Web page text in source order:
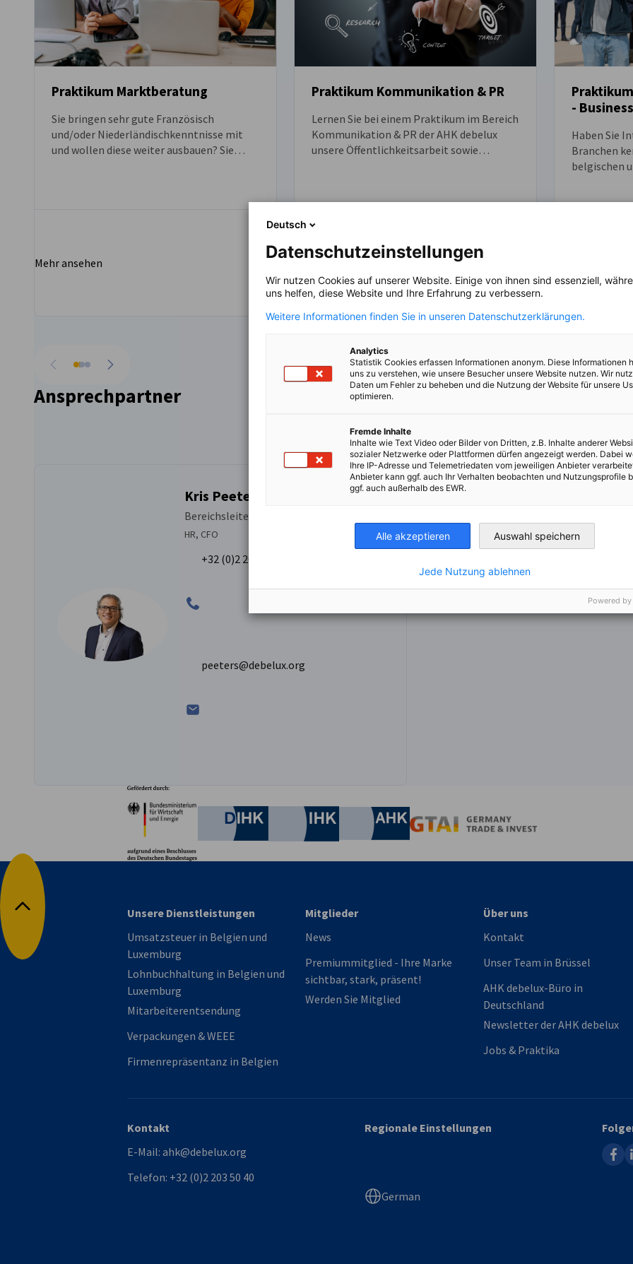
Praktikum Marktberatung
Sie bringen sehr gute Französisch
und/oder Niederländischkenntnisse mit
und wollen diese weiter ausbauen? Sie
der Marktberatung der Deutsch-Belgisch-
Mehr ansehen
Praktikum Kommunikation & PR
Lernen Sie bei einem Praktikum im Bereich
Kommunikation & PR der AHK debelux
unsere Öffentlichkeitsarbeit sowie
Mehr ansehen
-
Haben Sie
Branchen
belgischen
vorherige nächste
Ansprechpartner
Kris Peeters
Bereichsleiter
HR, CFO
+32 (0)2 204 01 76
peeters@debelux.org
Deutsche Industrie- und Handelskammer
Industrie- und Handelskammer
AHK.de
Nach oben
Unsere Dienstleistungen
Umsatzsteuer in Belgien und
Luxemburg
Lohnbuchhaltung in Belgien und
Luxemburg
Mitarbeiterentsendung
Verpackungen & WEEE
Firmenrepräsentanz in Belgien
Mitglieder
News
Premiummitglied - Ihre Marke
sichtbar, stark, präsent!
Werden Sie Mitglied
Über uns
Kontakt
Unser Team in Brüssel
AHK debelux-Büro in
Deutschland
Newsletter der AHK debelux
Jobs & Praktika
Kontakt
E-Mail: ahk@debelux.org
Telefon: +32 (0)2 203 50 40
Regionale Einstellungen
German
Deutsch
Datenschutzeinstellungen
Wir nutzen Cookies auf unserer Website. Einige von ihnen sind essenziell,
uns helfen, diese Website und Ihre Erfahrung zu verbessern.
Weitere Informationen finden Sie in unseren Datenschutzerklärungen.
Analytics
Statistik Cookies erfassen Informationen anonym. Diese Informationen
uns zu verstehen, wie unsere Besucher unsere Website nutzen. Wir
Daten um Fehler zu beheben und die Nutzung der Website für unsere
optimieren.
Fremde Inhalte
Inhalte wie Text Video oder Bilder von Dritten, z.B. Inhalte anderer
sozialer Netzwerke oder Plattformen dürfen angezeigt werden. Dabei
Ihre IP-Adresse und Telemetriedaten vom jeweiligen Anbieter
Anbieter kann ggf. auch Ihr Verhalten beobachten und Nutzungsprofile
ggf. auch außerhalb des EWR.
Alle akzeptieren Auswahl speichern
Jede Nutzung ablehnen
Powered by